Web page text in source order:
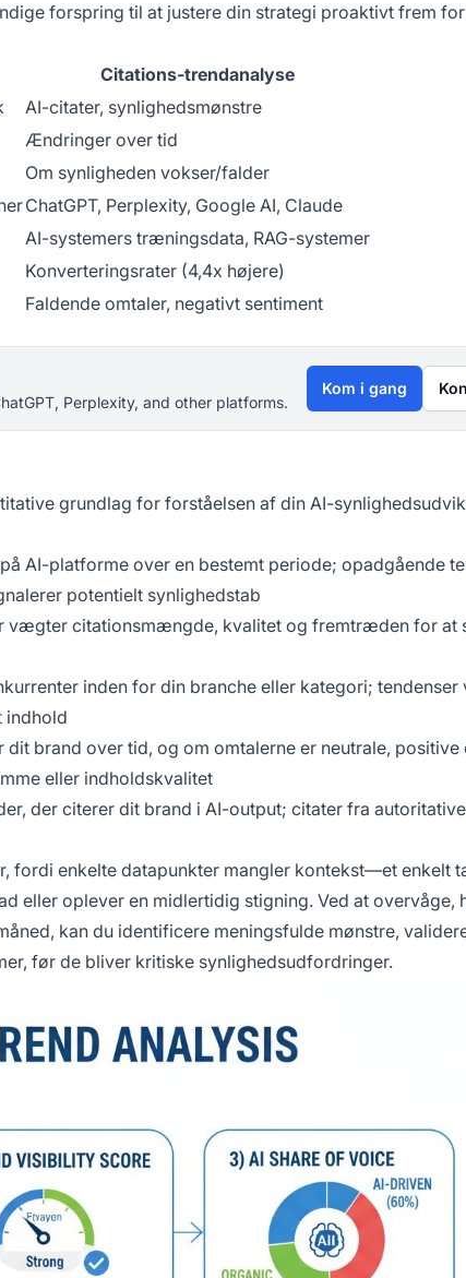
forspring til at justere din strategi proaktivt frem
Citations-trendanalyse
AI-citater, synlighedsmønstre
Ændringer over tid
Om synligheden vokser/falder
ChatGPT, Perplexity, Google AI, Claude
AI-systemers træningsdata, RAG-systemer
Konverteringsrater (4,4x højere)
Faldende omtaler, negativt sentiment
Perplexity, and other platforms.
Kom i gang
grundlag for forståelsen af din AI-
AI-platforme over en bestemt periode; opadgående
potentielt synlighedstab
vægter citationsmængde, kvalitet og fremtræden for at
inden for din branche eller kategori; tendenser
indhold
brand over tid, og om omtalerne er neutrale, positive
eller indholdskvalitet
der citerer dit brand i AI-output; citater fra
fordi enkelte datapunkter mangler kontekst—et enkelt
eller oplever en midlertidig stigning. Ved at overvåge,
kan du identificere meningsfulde mønstre,
før de bliver kritiske synlighedsudfordringer.